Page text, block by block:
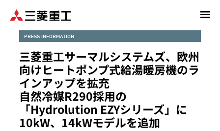
PRESS INFORMATION
三菱重工サーマルシステムズ、欧州
向けヒートポンプ式給湯暖房機のラ
インアップを拡充
自然冷媒R290採用の
「Hydrolution EZYシリーズ」に
10kW、14kWモデルを追加